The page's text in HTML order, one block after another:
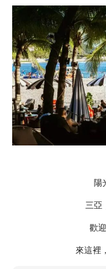
陽
三亞
歡
來這裡